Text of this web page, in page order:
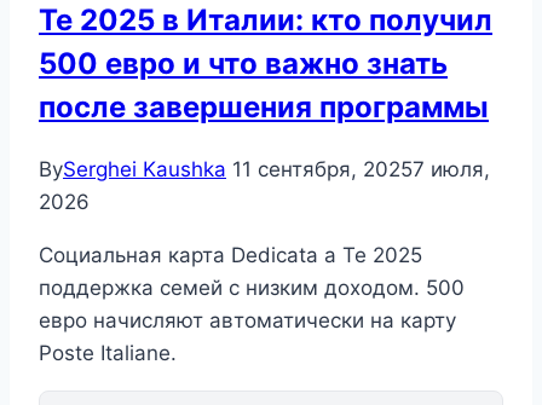
Te 2025 в Италии: кто получил
500 евро и что важно знать
после завершения программы
BySerghei Kaushka 11 сентября, 20257 июля,
2026
Социальная карта Dedicata a Te 2025
поддержка семей с низким доходом. 500
евро начисляют автоматически на карту
Poste Italiane.